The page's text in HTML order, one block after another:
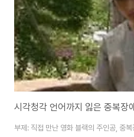
시각청각 언어까지 잃은 중복장
부제: 직접 만난 영화 블랙의 주인공, 중